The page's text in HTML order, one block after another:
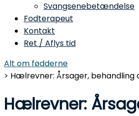
Svangsenebetændelse
Fodterapeut
Kontakt
Ret / Aflys tid
Alt om fødderne
> Hælrevner: Årsager, behandling
Hælrevner: